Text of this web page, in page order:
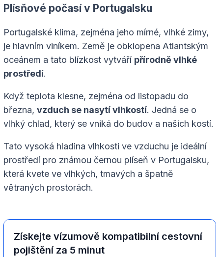
Plísňové počasí v Portugalsku
Portugalské klima, zejména jeho mírné, vlhké zimy,
je hlavním viníkem. Země je obklopena Atlantským
oceánem a tato blízkost vytváří přírodně vlhké
prostředí.
Když teplota klesne, zejména od listopadu do
března, vzduch se nasytí vlhkostí. Jedná se o
vlhký chlad, který se vniká do budov a našich kostí.
Tato vysoká hladina vlhkosti ve vzduchu je ideální
prostředí pro známou černou plíseň v Portugalsku,
která kvete ve vlhkých, tmavých a špatně
větraných prostorách.
Získejte vízumově kompatibilní cestovní
pojištění za 5 minut